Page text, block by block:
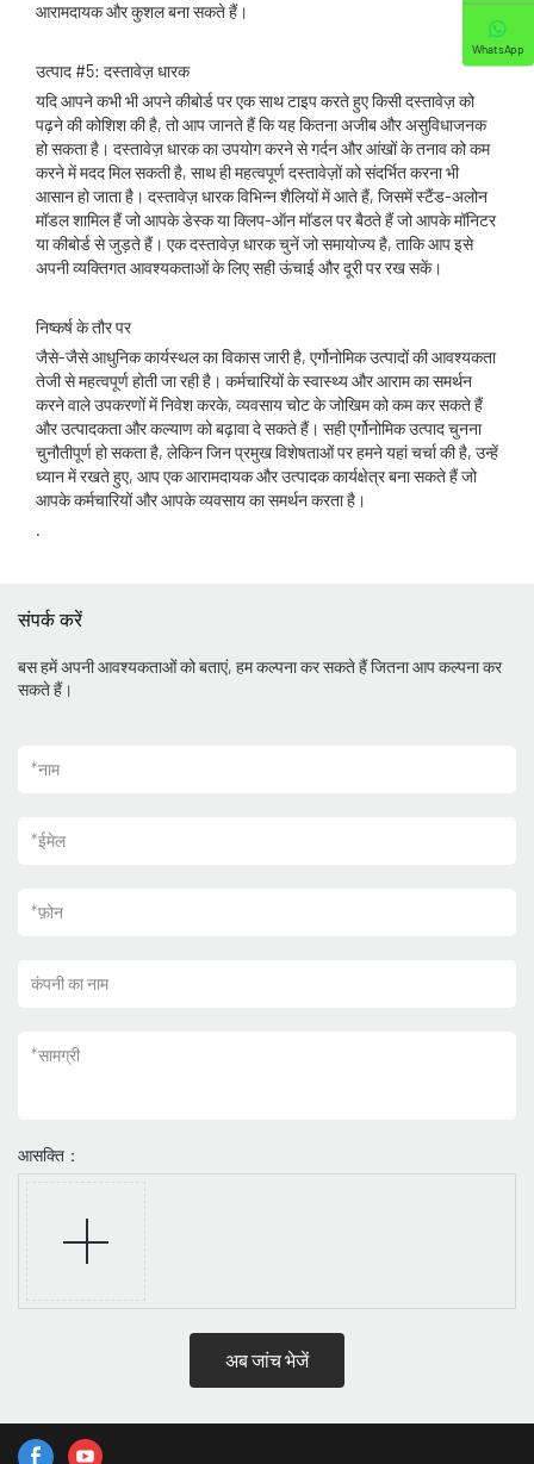
आरामदायक और कुशल बना सकते हैं।
उत्पाद #5: दस्तावेज़ धारक
यदि आपने कभी भी अपने कीबोर्ड पर एक साथ टाइप करते हुए किसी दस्तावेज़ को
पढ़ने की कोशिश की है, तो आप जानते हैं कि यह कितना अजीब और असुविधाजनक
हो सकता है। दस्तावेज़ धारक का उपयोग करने से गर्दन और आंखों के तनाव को कम
करने में मदद मिल सकती है, साथ ही महत्वपूर्ण दस्तावेज़ों को संदर्भित करना भी
आसान हो जाता है। दस्तावेज़ धारक विभिन्न शैलियों में आते हैं, जिसमें स्टैंड-अलोन
मॉडल शामिल हैं जो आपके डेस्क या क्लिप-ऑन मॉडल पर बैठते हैं जो आपके मॉनिटर
या कीबोर्ड से जुड़ते हैं। एक दस्तावेज़ धारक चुनें जो समायोज्य है, ताकि आप इसे
अपनी व्यक्तिगत आवश्यकताओं के लिए सही ऊंचाई और दूरी पर रख सकें।
निष्कर्ष के तौर पर
जैसे-जैसे आधुनिक कार्यस्थल का विकास जारी है, एर्गोनोमिक उत्पादों की आवश्यकता
तेजी से महत्वपूर्ण होती जा रही है। कर्मचारियों के स्वास्थ्य और आराम का समर्थन
करने वाले उपकरणों में निवेश करके, व्यवसाय चोट के जोखिम को कम कर सकते हैं
और उत्पादकता और कल्याण को बढ़ावा दे सकते हैं। सही एर्गोनोमिक उत्पाद चुनना
चुनौतीपूर्ण हो सकता है, लेकिन जिन प्रमुख विशेषताओं पर हमने यहां चर्चा की है, उन्हें
ध्यान में रखते हुए, आप एक आरामदायक और उत्पादक कार्यक्षेत्र बना सकते हैं जो
आपके कर्मचारियों और आपके व्यवसाय का समर्थन करता है।
.
संपर्क करें
बस हमें अपनी आवश्यकताओं को बताएं, हम कल्पना कर सकते हैं जितना आप कल्पना कर
सकते हैं।
*नाम
*ईमेल
*फ़ोन
कंपनी का नाम
*सामग्री
आसक्ति：
अब जांच भेजें
WhatsApp